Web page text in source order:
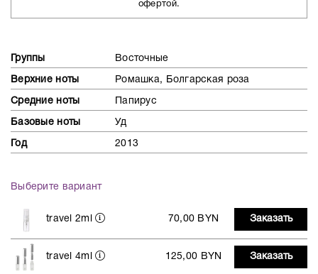
офертой.
Группы Восточные
Верхние ноты Ромашка, Болгарская роза
Средние ноты Папирус
Базовые ноты Уд
Год 2013
Выберите вариант
travel 2ml 70,00 BYN Заказать
travel 4ml 125,00 BYN Заказать